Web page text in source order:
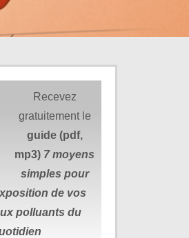
Recevez
gratuitement le
guide (pdf,
mp3) 7 moyens
simples pour
de vos
polluants du